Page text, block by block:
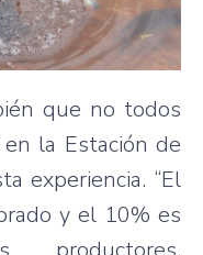
que no todos
la Estación de
experiencia. “El
y el 10% es